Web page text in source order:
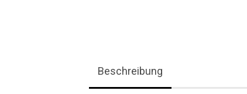
Beschreibung